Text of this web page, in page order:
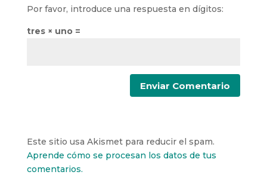
Por favor, introduce una respuesta en dígitos:
tres × uno =
Este sitio usa Akismet para reducir el spam.
Aprende cómo se procesan los datos de tus
comentarios.